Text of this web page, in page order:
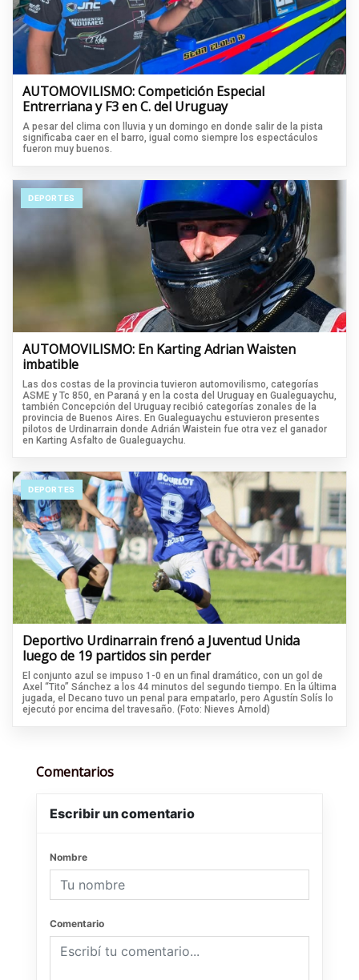
AUTOMOVILISMO: Competición Especial
Entrerriana y F3 en C. del Uruguay
A pesar del clima con lluvia y un domingo en donde salir de la pista
significaba caer en el barro, igual como siempre los espectáculos
fueron muy buenos.
DEPORTES
AUTOMOVILISMO: En Karting Adrian Waisten
imbatible
Las dos costas de la provincia tuvieron automovilismo, categorías
ASME y Tc 850, en Paraná y en la costa del Uruguay en Gualeguaychu,
también Concepción del Uruguay recibió categorías zonales de la
provincia de Buenos Aires. En Gualeguaychu estuvieron presentes
pilotos de Urdinarrain donde Adrián Waistein fue otra vez el ganador
en Karting Asfalto de Gualeguaychu.
DEPORTES
Deportivo Urdinarrain frenó a Juventud Unida
luego de 19 partidos sin perder
El conjunto azul se impuso 1-0 en un final dramático, con un gol de
Axel “Tito” Sánchez a los 44 minutos del segundo tiempo. En la última
jugada, el Decano tuvo un penal para empatarlo, pero Agustín Solís lo
ejecutó por encima del travesaño. (Foto: Nieves Arnold)
Comentarios
Escribir un comentario
Nombre
Comentario